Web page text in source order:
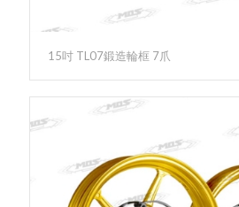
15吋 TL07鍛造輪框 7爪